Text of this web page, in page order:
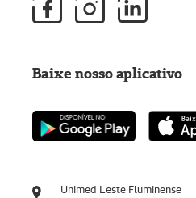
Unimed Leste Fluminense
Baixe nosso aplicativo